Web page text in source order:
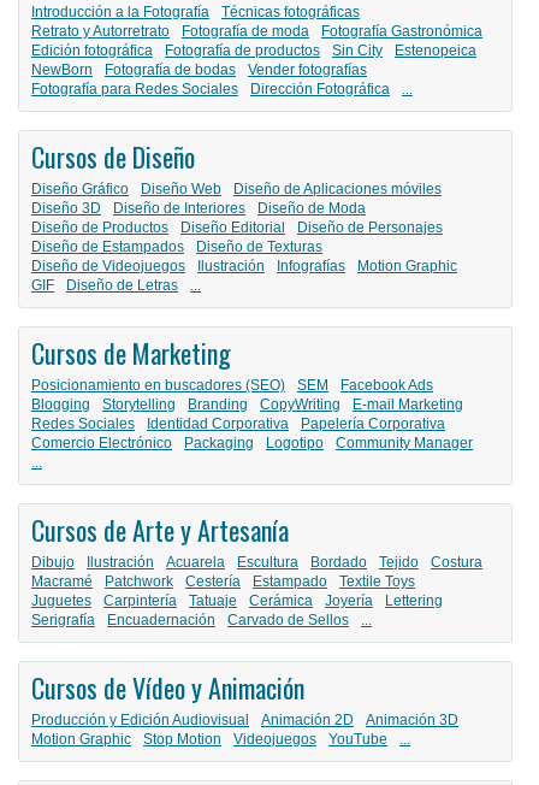
Introducción a la Fotografía
Técnicas fotográficas
Retrato y Autorretrato
Fotografía de moda
Fotografía Gastronómica
Edición fotográfica
Fotografía de productos Sin City
Estenopeica
NewBorn
Fotografía de bodas
Vender fotografías
Fotografía para Redes Sociales
Dirección Fotográfica ...
Cursos de Diseño
Diseño Gráfico Diseño Web
Diseño de Aplicaciones móviles
Diseño 3D
Diseño de Interiores
Diseño de Moda
Diseño de Productos
Diseño Editorial
Diseño de Personajes
Diseño de Estampados
Diseño de Texturas
Diseño de Videojuegos
Ilustración Infografías
Motion Graphic
GIF
Diseño de Letras ...
Cursos de Marketing
Posicionamiento en buscadores (SEO) SEM
Facebook Ads
Blogging
Storytelling Branding CopyWriting
E-mail Marketing
Redes Sociales
Identidad Corporativa
Papelería Corporativa
Comercio Electrónico
Packaging Logotipo
Community Manager
...
Cursos de Arte y Artesanía
Dibujo Ilustración Acuarela Escultura Bordado Tejido
Costura
Macramé
Patchwork Cestería Estampado
Textile Toys
Juguetes
Carpintería Tatuaje Cerámica Joyería
Lettering
Serigrafía
Encuadernación Carvado de Sellos ...
Cursos de Vídeo y Animación
Producción y Edición Audiovisual Animación 2D
Animación 3D
Motion Graphic
Stop Motion Videojuegos YouTube ...